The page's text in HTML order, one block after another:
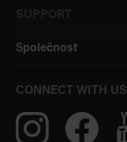
Společnost
CONNECT WITH US